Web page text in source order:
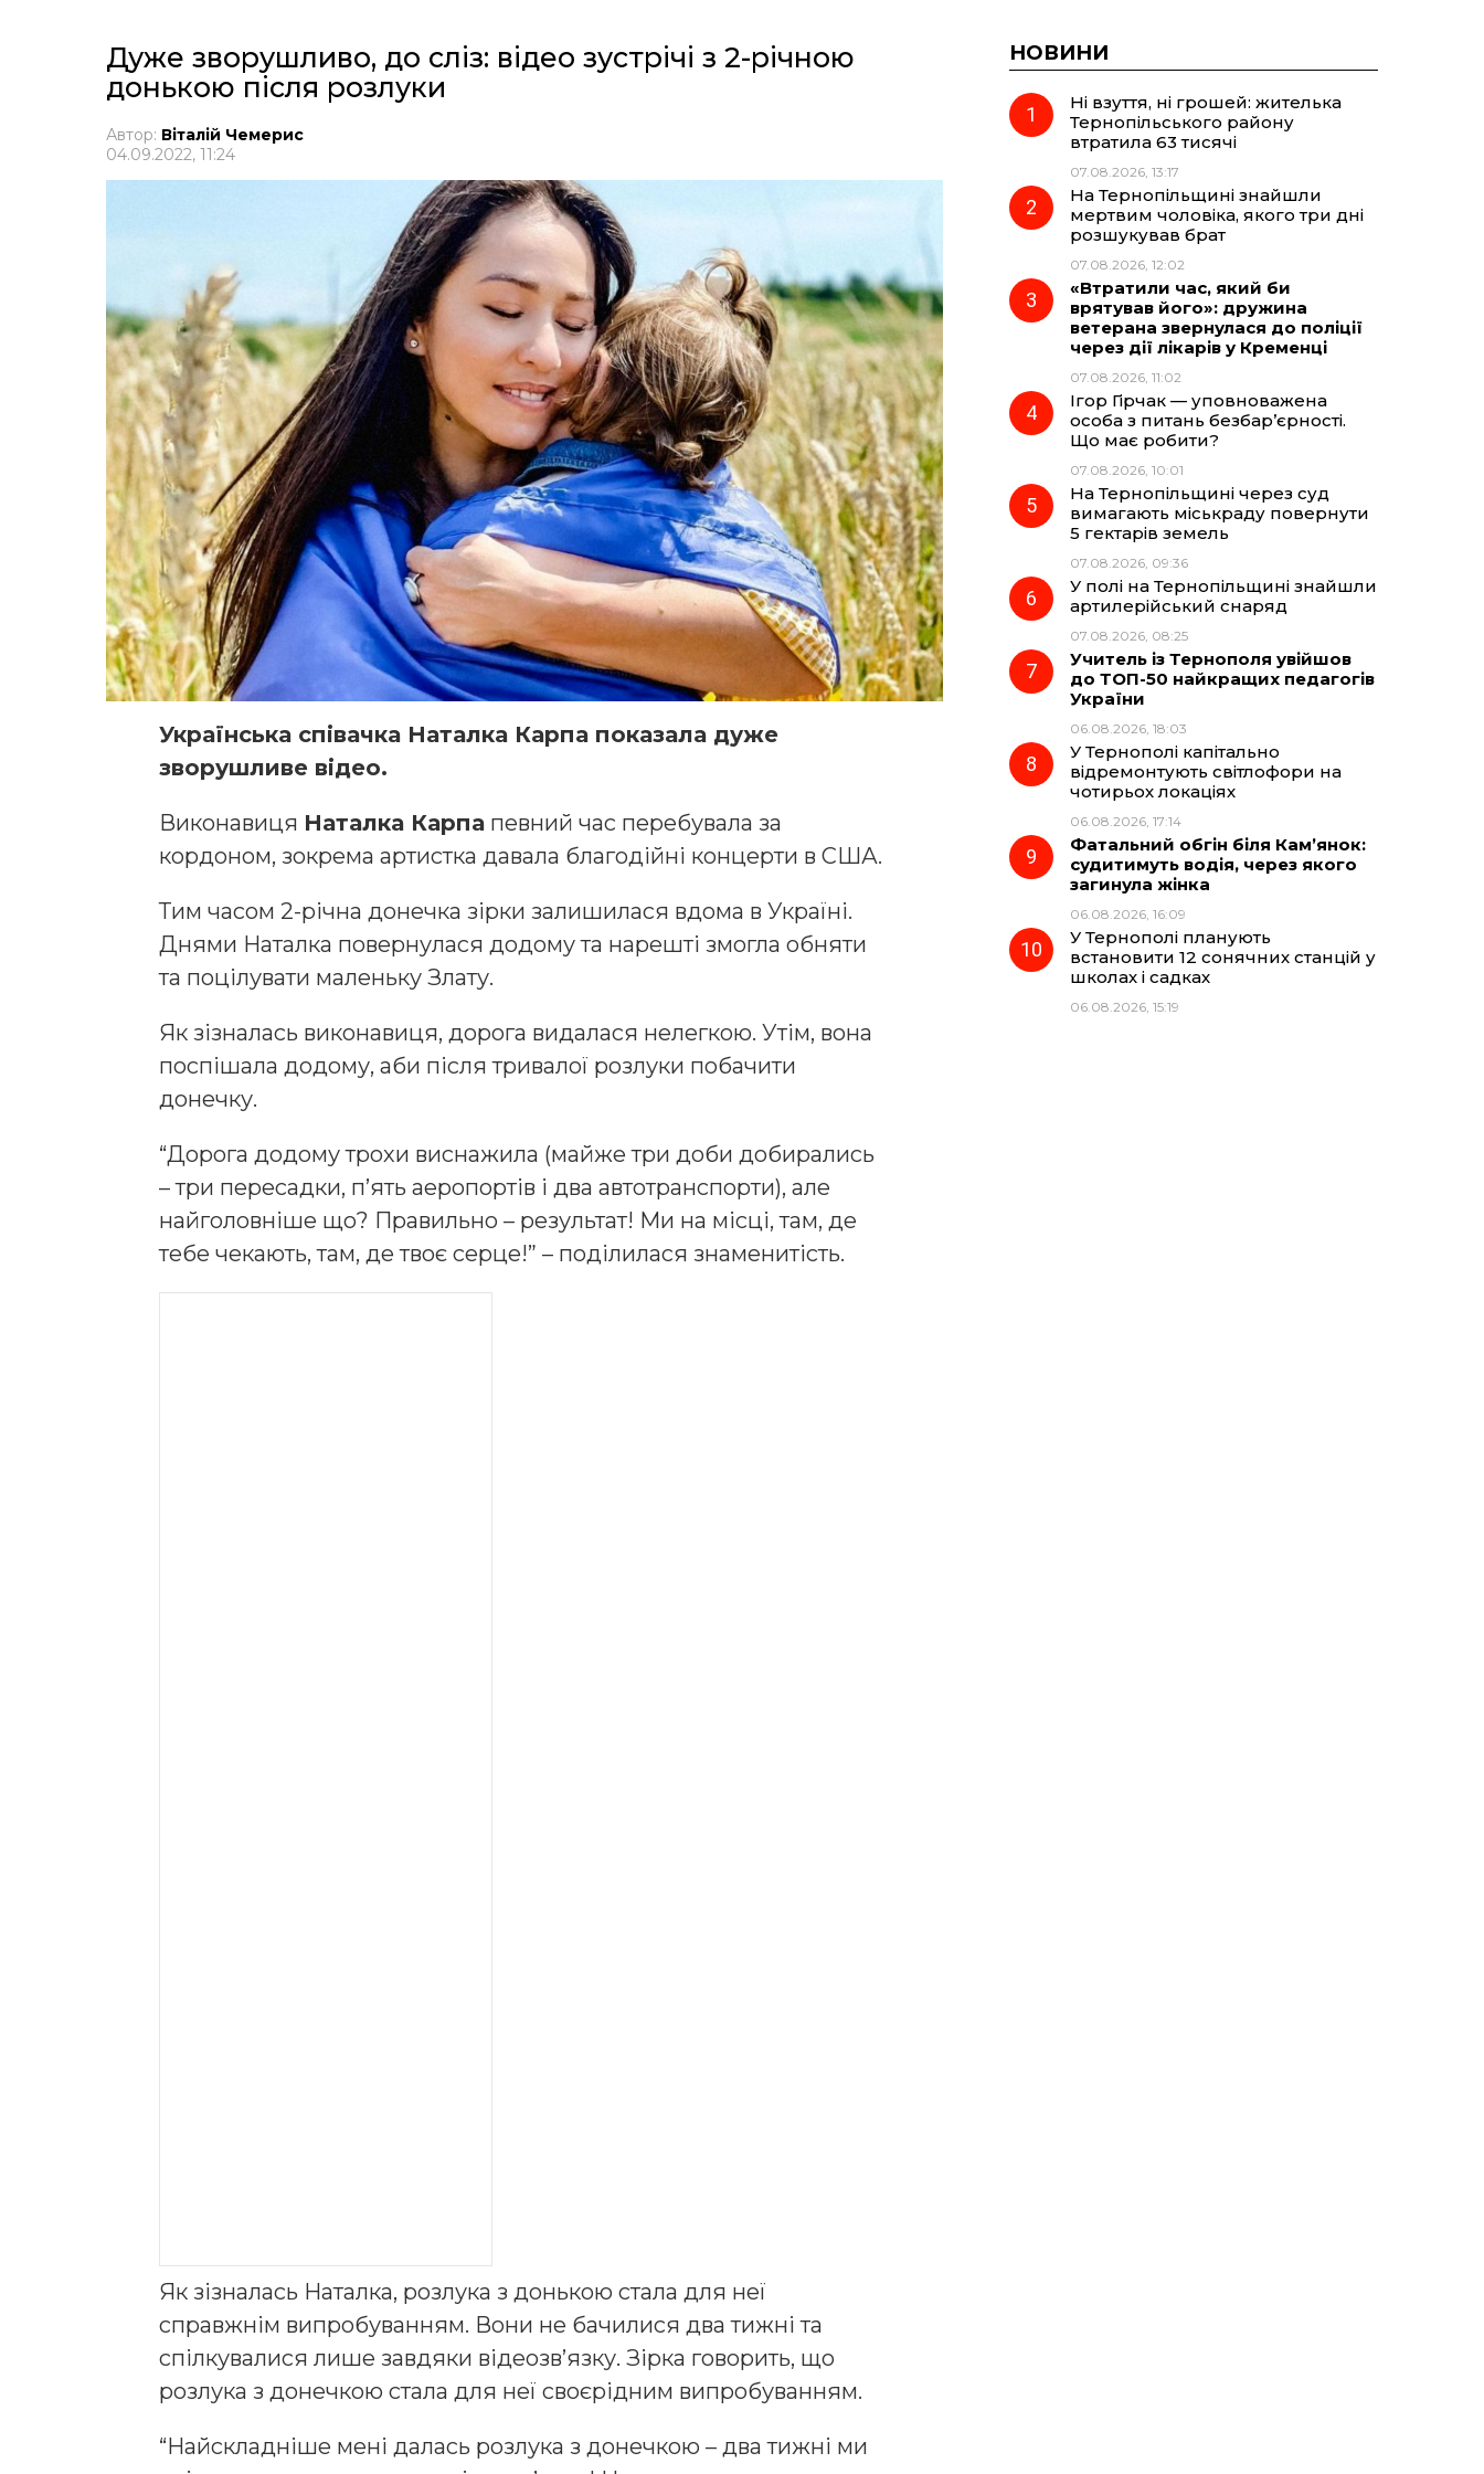
Дуже зворушливо, до сліз: відео зустрічі з 2-річною
донькою після розлуки
Автор: Віталій Чемерис
04.09.2022, 11:24
Українська співачка Наталка Карпа показала дуже
зворушливе відео.
Виконавиця Наталка Карпа певний час перебувала за
кордоном, зокрема артистка давала благодійні концерти в США.
Тим часом 2-річна донечка зірки залишилася вдома в Україні.
Днями Наталка повернулася додому та нарешті змогла обняти
та поцілувати маленьку Злату.
Як зізналась виконавиця, дорога видалася нелегкою. Утім, вона
поспішала додому, аби після тривалої розлуки побачити
донечку.
“Дорога додому трохи виснажила (майже три доби добирались
– три пересадки, п’ять аеропортів і два автотранспорти), але
найголовніше що? Правильно – результат! Ми на місці, там, де
тебе чекають, там, де твоє серце!” – поділилася знаменитість.
Як зізналась Наталка, розлука з донькою стала для неї
справжнім випробуванням. Вони не бачилися два тижні та
спілкувалися лише завдяки відеозв’язку. Зірка говорить, що
розлука з донечкою стала для неї своєрідним випробуванням.
“Найскладніше мені далась розлука з донечкою – два тижні ми
НОВИНИ
Ні взуття, ні грошей: жителька
Тернопільського району
втратила 63 тисячі
07.08.2026, 13:17
На Тернопільщині знайшли
мертвим чоловіка, якого три дні
розшукував брат
07.08.2026, 12:02
«Втратили час, який би
врятував його»: дружина
ветерана звернулася до поліції
через дії лікарів у Кременці
07.08.2026, 11:02
Ігор Гірчак — уповноважена
особа з питань безбар’єрності.
Що має робити?
07.08.2026, 10:01
На Тернопільщині через суд
вимагають міськраду повернути
5 гектарів земель
07.08.2026, 09:36
У полі на Тернопільщині знайшли
артилерійський снаряд
07.08.2026, 08:25
Учитель із Тернополя увійшов
до ТОП-50 найкращих педагогів
України
06.08.2026, 18:03
У Тернополі капітально
відремонтують світлофори на
чотирьох локаціях
06.08.2026, 17:14
Фатальний обгін біля Кам’янок:
судитимуть водія, через якого
загинула жінка
06.08.2026, 16:09
У Тернополі планують
встановити 12 сонячних станцій у
школах і садках
06.08.2026, 15:19